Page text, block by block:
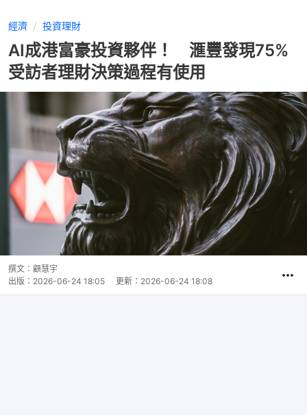
經濟 投資理財
AI成港富豪投資夥伴！ 滙豐發現75%
受訪者理財決策過程有使用
撰文： 顧慧宇
出版： 2026-06-24 18:05 更新： 2026-06-24 18:08